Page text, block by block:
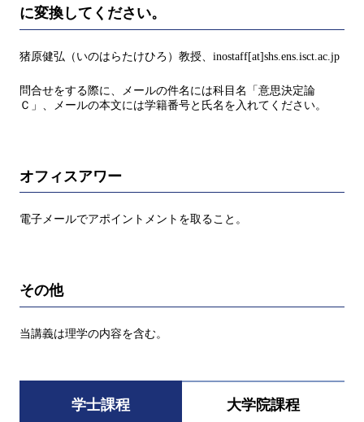
に変換してください。
猪原健弘（いのはらたけひろ）教授、inostaff[at]shs.ens.isct.ac.jp
問合せをする際に、メールの件名には科目名「意思決定論
Ｃ」、メールの本文には学籍番号と氏名を入れてください。
オフィスアワー
電子メールでアポイントメントを取ること。
その他
当講義は理学の内容を含む。
学士課程 大学院課程